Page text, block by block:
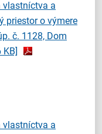
vlastníctva a
priestor o výmere
č. 1128, Dom
KB]
vlastníctva a